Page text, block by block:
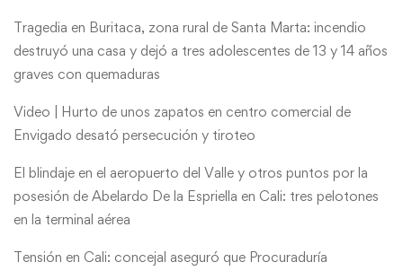
Tragedia en Buritaca, zona rural de Santa Marta: incendio
destruyó una casa y dejó a tres adolescentes de 13 y 14 años
graves con quemaduras
Video | Hurto de unos zapatos en centro comercial de
Envigado desató persecución y tiroteo
El blindaje en el aeropuerto del Valle y otros puntos por la
posesión de Abelardo De la Espriella en Cali: tres pelotones
en la terminal aérea
Tensión en Cali: concejal aseguró que Procuraduría